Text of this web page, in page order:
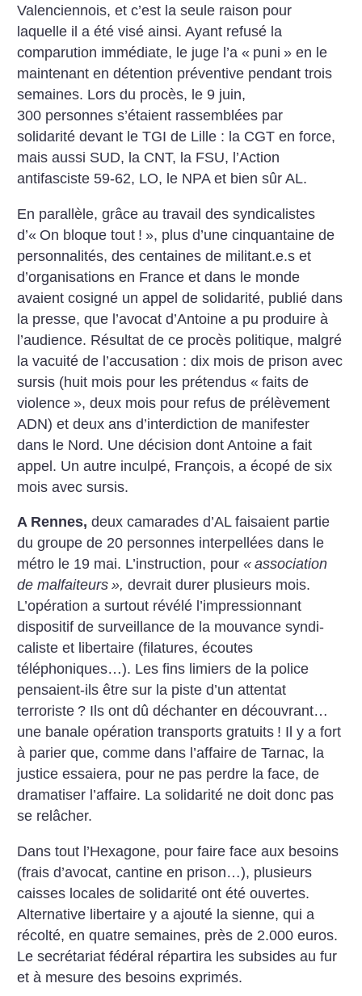
Valenciennois, et c’est la seule raison pour
laquelle il a été visé ainsi. Ayant refusé la
comparution immédiate, le juge l’a « puni » en le
maintenant en détention préventive pendant trois
semaines. Lors du procès, le 9 juin,
300 personnes s’étaient rassemblées par
solidarité devant le TGI de Lille : la CGT en force,
mais aussi SUD, la CNT, la FSU, l’Action
antifasciste 59-62, LO, le NPA et bien sûr AL.
En parallèle, grâce au travail des syndicalistes
d’« On bloque tout ! », plus d’une cinquantaine de
personnalités, des centaines de militant.e.s et
d’organisations en France et dans le monde
avaient cosigné un appel de solidarité, publié dans
la presse, que l’avocat d’Antoine a pu produire à
l’audience. Résultat de ce procès politique, malgré
la vacuité de l’accusation : dix mois de prison avec
sursis (huit mois pour les prétendus « faits de
violence », deux mois pour refus de prélèvement
ADN) et deux ans d’interdiction de manifester
dans le Nord. Une décision dont Antoine a fait
appel. Un autre inculpé, François, a écopé de six
mois avec sursis.
A Rennes, deux camarades d’AL faisaient partie
du groupe de 20 pers­onnes interpellées dans le
métro le 19 mai. L’instruction, pour« association
de malfaiteurs »,devrait durer plusieurs mois.
L’opération a surtout révélé l’impressionnant
dispositif de surveillance de la mouvance syndi­
caliste et libertaire (filatures, écoutes
téléphoniques…). Les fins limiers de la police
pensaient-ils être sur la piste d’un attentat
terroriste ? Ils ont dû déchanter en découvrant…
une banale opération transports gratuits ! Il y a fort
à parier que, comme dans l’affaire de Tarnac, la
justice essaiera, pour ne pas perdre la face, de
dramatiser l’affaire. La solidarité ne doit donc pas
se relâcher.
Dans tout l’Hexagone, pour faire face aux besoins
(frais d’avocat, cantine en prison…), plusieurs
caisses locales de solidarité ont été ouvertes.
Alternative libertaire y a ajouté la sienne, qui a
récolté, en quatre semaines, près de 2.000 euros.
Le secrétariat fédéral répartira les subsides au fur
et à mesure des besoins exprimés.